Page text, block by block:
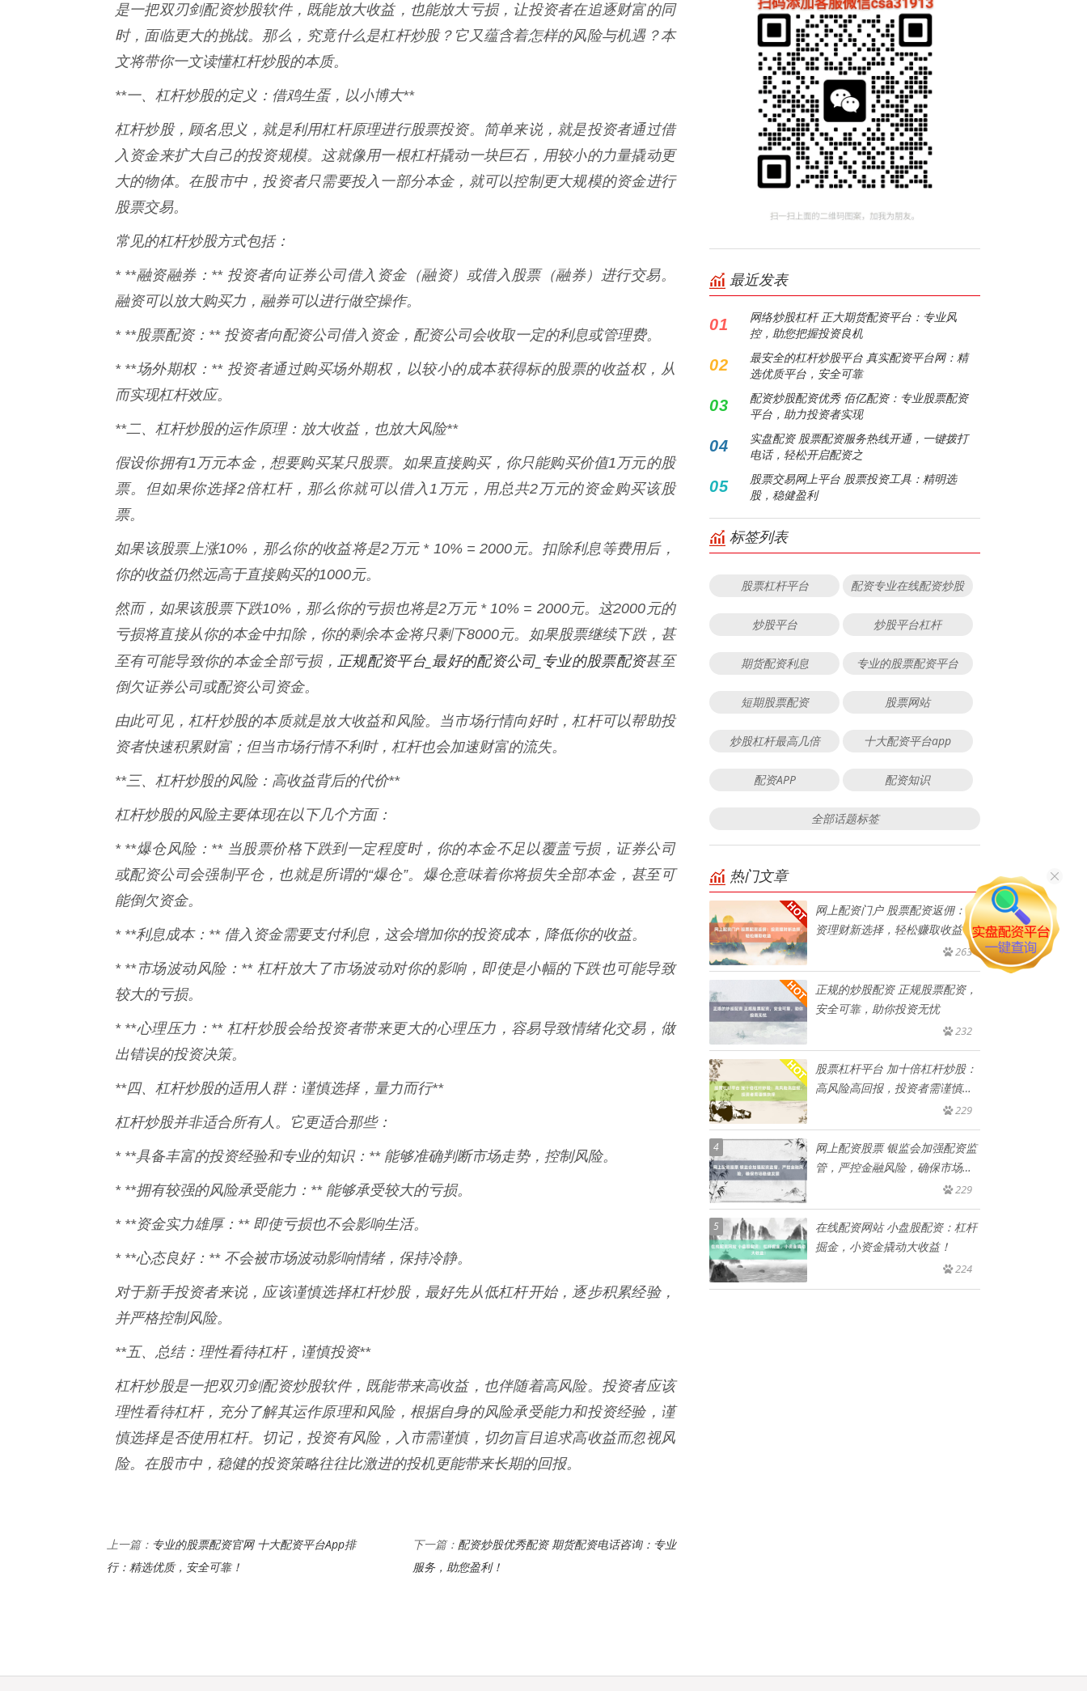
是一把双刃剑配资炒股软件，既能放大收益，也能放大亏损，让投资者在追逐财富的同
时，面临更大的挑战。那么，究竟什么是杠杆炒股？它又蕴含着怎样的风险与机遇？本
文将带你一文读懂杠杆炒股的本质。
**一、杠杆炒股的定义：借鸡生蛋，以小博大**
杠杆炒股，顾名思义，就是利用杠杆原理进行股票投资。简单来说，就是投资者通过借
入资金来扩大自己的投资规模。这就像用一根杠杆撬动一块巨石，用较小的力量撬动更
大的物体。在股市中，投资者只需要投入一部分本金，就可以控制更大规模的资金进行
股票交易。
常见的杠杆炒股方式包括：
* **融资融券：** 投资者向证券公司借入资金（融资）或借入股票（融券）进行交易。
融资可以放大购买力，融券可以进行做空操作。
* **股票配资：** 投资者向配资公司借入资金，配资公司会收取一定的利息或管理费。
* **场外期权：** 投资者通过购买场外期权，以较小的成本获得标的股票的收益权，从
而实现杠杆效应。
**二、杠杆炒股的运作原理：放大收益，也放大风险**
假设你拥有1万元本金，想要购买某只股票。如果直接购买，你只能购买价值1万元的股
票。但如果你选择2倍杠杆，那么你就可以借入1万元，用总共2万元的资金购买该股
票。
如果该股票上涨10%，那么你的收益将是2万元 * 10% = 2000元。扣除利息等费用后，
你的收益仍然远高于直接购买的1000元。
然而，如果该股票下跌10%，那么你的亏损也将是2万元 * 10% = 2000元。这2000元的
亏损将直接从你的本金中扣除，你的剩余本金将只剩下8000元。如果股票继续下跌，甚
至有可能导致你的本金全部亏损， 正规配资平台_最好的配资公司_专业的股票配资甚至
倒欠证券公司或配资公司资金。
由此可见，杠杆炒股的本质就是放大收益和风险。当市场行情向好时，杠杆可以帮助投
资者快速积累财富；但当市场行情不利时，杠杆也会加速财富的流失。
**三、杠杆炒股的风险：高收益背后的代价**
杠杆炒股的风险主要体现在以下几个方面：
* **爆仓风险：** 当股票价格下跌到一定程度时，你的本金不足以覆盖亏损，证券公司
或配资公司会强制平仓，也就是所谓的“爆仓”。爆仓意味着你将损失全部本金，甚至可
能倒欠资金。
* **利息成本：** 借入资金需要支付利息，这会增加你的投资成本，降低你的收益。
* **市场波动风险：** 杠杆放大了市场波动对你的影响，即使是小幅的下跌也可能导致
较大的亏损。
* **心理压力：** 杠杆炒股会给投资者带来更大的心理压力，容易导致情绪化交易，做
出错误的投资决策。
**四、杠杆炒股的适用人群：谨慎选择，量力而行**
杠杆炒股并非适合所有人。它更适合那些：
* **具备丰富的投资经验和专业的知识：** 能够准确判断市场走势，控制风险。
* **拥有较强的风险承受能力：** 能够承受较大的亏损。
* **资金实力雄厚：** 即使亏损也不会影响生活。
* **心态良好：** 不会被市场波动影响情绪，保持冷静。
对于新手投资者来说，应该谨慎选择杠杆炒股，最好先从低杠杆开始，逐步积累经验，
并严格控制风险。
**五、总结：理性看待杠杆，谨慎投资**
杠杆炒股是一把双刃剑配资炒股软件，既能带来高收益，也伴随着高风险。投资者应该
理性看待杠杆，充分了解其运作原理和风险，根据自身的风险承受能力和投资经验，谨
慎选择是否使用杠杆。切记，投资有风险，入市需谨慎，切勿盲目追求高收益而忽视风
险。在股市中，稳健的投资策略往往比激进的投机更能带来长期的回报。
上一篇： 专业的股票配资官网 十大配资平台App排
行：精选优质，安全可靠！
下一篇： 配资炒股优秀配资 期货配资电话咨询：专业
服务，助您盈利！
最近发表
01
网络炒股杠杆 正大期货配资平台：专业风
控，助您把握投资良机
02
最安全的杠杆炒股平台 真实配资平台网：精
选优质平台，安全可靠
03
配资炒股配资优秀 佰亿配资：专业股票配资
平台，助力投资者实现
04
实盘配资 股票配资服务热线开通，一键拨打
电话，轻松开启配资之
05
股票交易网上平台 股票投资工具：精明选
股，稳健盈利
标签列表
股票杠杆平台 配资专业在线配资炒股
炒股平台 炒股平台杠杆
期货配资利息 专业的股票配资平台
短期股票配资 股票网站
炒股杠杆最高几倍 十大配资平台app
配资APP 配资知识
全部话题标签
热门文章
网上配资门户 股票配资返佣：投
资理财新选择，轻松赚取收益
263
正规的炒股配资 正规股票配资，
安全可靠，助你投资无忧
232
股票杠杆平台 加十倍杠杆炒股：
高风险高回报，投资者需谨慎抉
229
4
网上配资股票 银监会加强配资监
管，严控金融风险，确保市场稳
229
5
在线配资网站 小盘股配资：杠杆
掘金，小资金撬动大收益！
224